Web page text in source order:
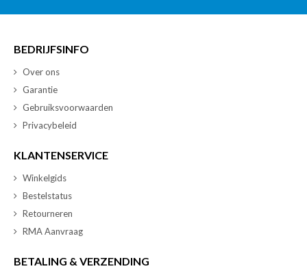
BEDRIJFSINFO
Over ons
Garantie
Gebruiksvoorwaarden
Privacybeleid
KLANTENSERVICE
Winkelgids
Bestelstatus
Retourneren
RMA Aanvraag
BETALING & VERZENDING